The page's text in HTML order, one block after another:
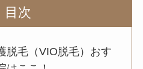
目次
脱毛（VIO脱毛）おす